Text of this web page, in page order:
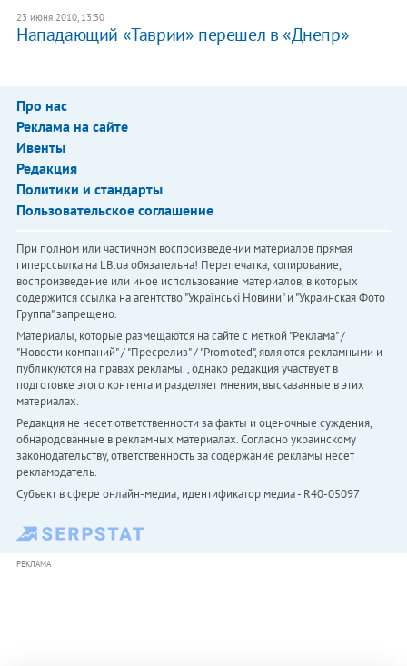
23 июня 2010, 13:30
Нападающий «Таврии» перешел в «Днепр»
Про нас
Реклама на сайте
Ивенты
Редакция
Политики и стандарты
Пользовательское соглашение
При полном или частичном воспроизведении материалов прямая
гиперссылка на LB.ua обязательна! Перепечатка, копирование,
воспроизведение или иное использование материалов, в которых
содержится ссылка на агентство "Українськi Новини" и "Украинская Фото
Группа" запрещено.
Материалы, которые размещаются на сайте с меткой "Реклама" /
"Новости компаний" / "Пресрелиз" / "Promoted", являются рекламными и
публикуются на правах рекламы. , однако редакция участвует в
подготовке этого контента и разделяет мнения, высказанные в этих
материалах.
Редакция не несет ответственности за факты и оценочные суждения,
обнародованные в рекламных материалах. Согласно украинскому
законодательству, ответственность за содержание рекламы несет
рекламодатель.
Субъект в сфере онлайн-медиа; идентификатор медиа - R40-05097
РЕКЛАМА